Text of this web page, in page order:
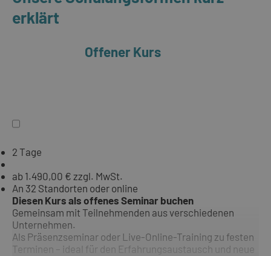
erklärt
Offener Kurs
2 Tage
ab 1.490,00 € zzgl. MwSt.
An 32 Standorten oder online
Diesen Kurs als offenes Seminar buchen
Gemeinsam mit Teilnehmenden aus verschiedenen
Unternehmen.
Als Präsenzseminar oder Live-Online-Training zu festen
Terminen – ideal für den Erfahrungsaustausch und neue